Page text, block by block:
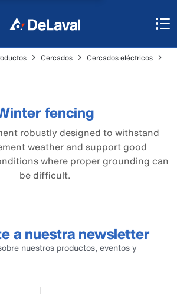
Cercados
Cercados eléctricos
fencing
robustly designed to withstand
weather and support good
where proper grounding can
be difficult.
a nuestra newsletter
nuestros productos, eventos y